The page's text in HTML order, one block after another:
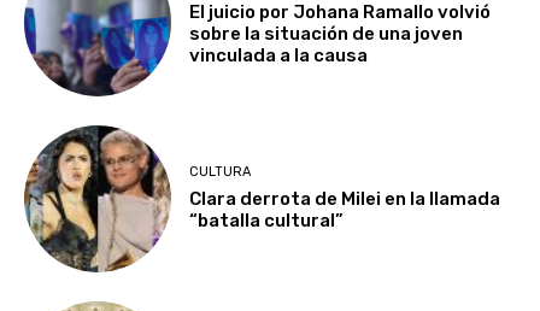
El juicio por Johana Ramallo volvió
sobre la situación de una joven
vinculada a la causa
CULTURA
Clara derrota de Milei en la llamada
“batalla cultural”